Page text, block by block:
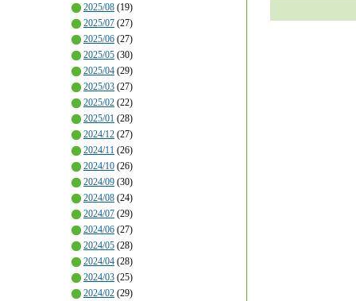
2025/08 (19)
2025/07 (27)
2025/06 (27)
2025/05 (30)
2025/04 (29)
2025/03 (27)
2025/02 (22)
2025/01 (28)
2024/12 (27)
2024/11 (26)
2024/10 (26)
2024/09 (30)
2024/08 (24)
2024/07 (29)
2024/06 (27)
2024/05 (28)
2024/04 (28)
2024/03 (25)
2024/02 (29)